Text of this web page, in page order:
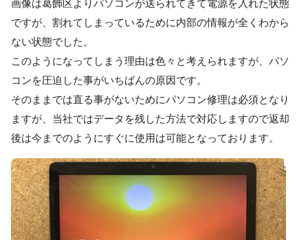
画像は葛飾区よりパソコンが送られてきて電源を入れた状態
ですが、割れてしまっているために内部の情報が全くわから
ない状態でした。
このようになってしまう理由は色々と考えられますが、パソ
コンを圧迫した事がいちばんの原因です。
そのままでは直る事がないためにパソコン修理は必須となり
ますが、当社ではデータを残した方法で対応しますので返却
後は今までのようにすぐに使用は可能となっております。